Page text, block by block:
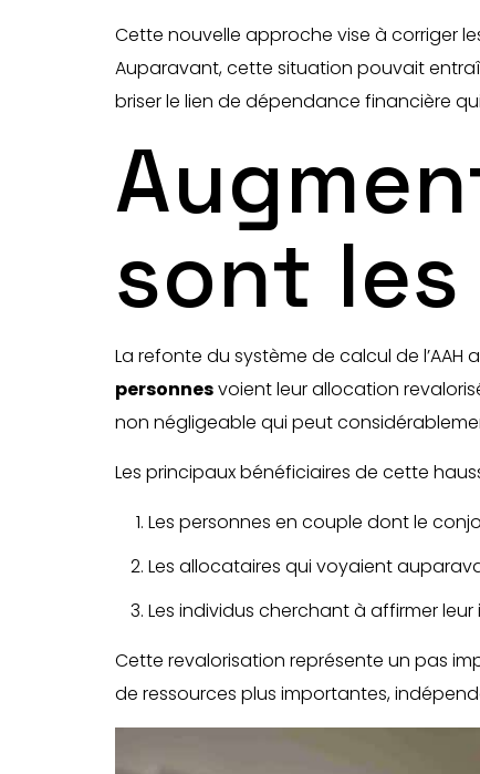
Cette nouvelle approche vise à corriger
Auparavant, cette situation pouvait
briser le lien de dépendance financière
sont
La refonte du système de calcul de
personnesvoient leur allocation
non négligeable qui peut
Les principaux bénéficiaires de cette
Les personnes en couple dont le
Les allocataires qui voyaient
Les individus cherchant à affirmer
Cette revalorisation représente un pas
de ressources plus importantes,